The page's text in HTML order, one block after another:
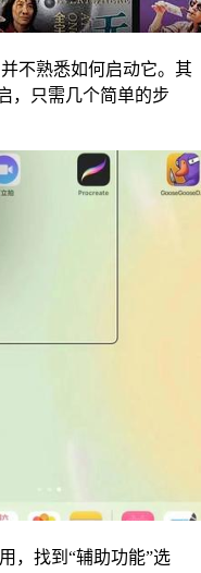
不熟悉如何启动它。其
，只需几个简单的步
，找到“辅助功能”选